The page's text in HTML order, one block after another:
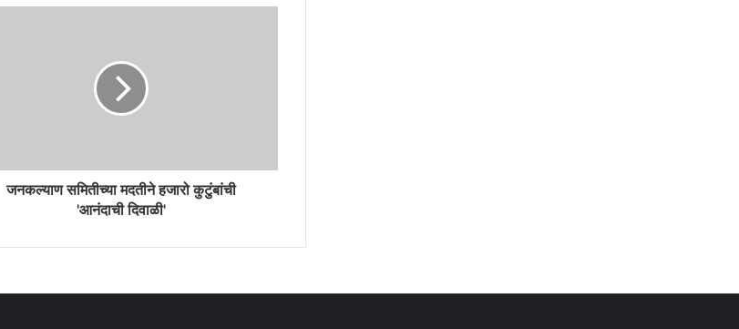
जनकल्याण समितीच्या मदतीने हजारो कुटुंबांची
'आनंदाची दिवाळी'